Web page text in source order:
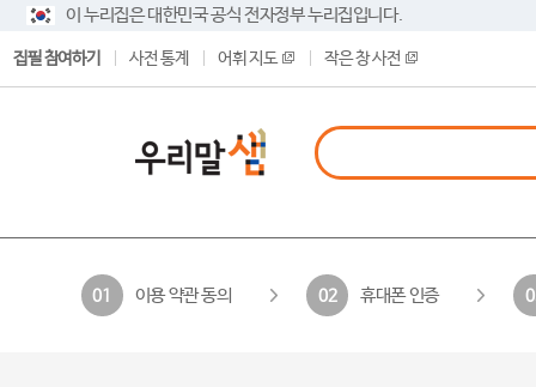
이 누리집은 대한민국 공식 전자정부 누리집입니다.
집필 참여하기 사전 통계 어휘 지도 작은 창 사전
01 이용 약관 동의 02 휴대폰 인증